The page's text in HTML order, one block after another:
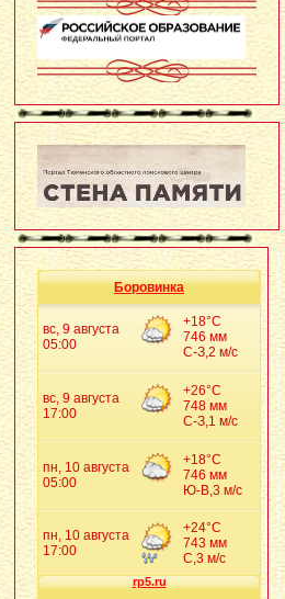
Боровинка